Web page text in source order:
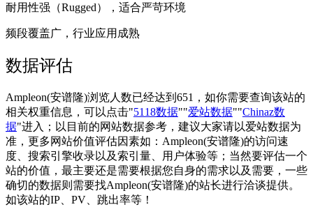
耐用性强（Rugged），适合严苛环境
频段覆盖广，行业应用成熟
数据评估
Ampleon(安谱隆)浏览人数已经达到651，如你需要查询该站的
相关权重信息，可以点击"5118数据""爱站数据""Chinaz数
据"进入；以目前的网站数据参考，建议大家请以爱站数据为
准，更多网站价值评估因素如：Ampleon(安谱隆)的访问速
度、搜索引擎收录以及索引量、用户体验等；当然要评估一个
站的价值，最主要还是需要根据您自身的需求以及需要，一些
确切的数据则需要找Ampleon(安谱隆)的站长进行洽谈提供。
如该站的IP、PV、跳出率等！